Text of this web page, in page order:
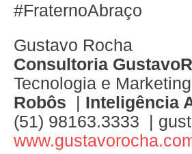
#FraternoAbraço
Gustavo Rocha
Consultoria
Tecnologia e
Robôs | Inteligência
(51) 98163.3333 |